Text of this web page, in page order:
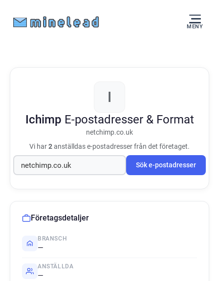
MENY
I
Ichimp E-postadresser & Format
netchimp.co.uk
Vi har2anställdas e-postadresser från det företaget.
Sök e-postadresser
Företagsdetaljer
BRANSCH
—
ANSTÄLLDA
—